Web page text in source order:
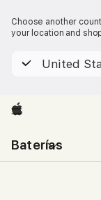
Choose another
your location and
United
Apple
Baterías
menú